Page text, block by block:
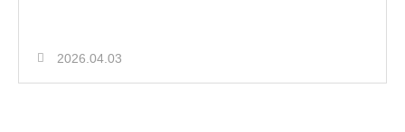
2026.04.03